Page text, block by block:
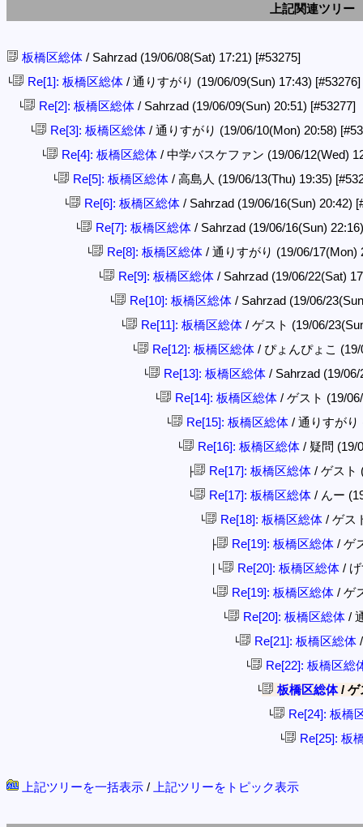
上記関連ツリー
板橋区総体 / Sahrzad (19/06/08(Sat) 17:21) [#53275]
└ Re[1]: 板橋区総体 / 通りすがり (19/06/09(Sun) 17:43) [#53276]
└ Re[2]: 板橋区総体 / Sahrzad (19/06/09(Sun) 20:51) [#53277]
└ Re[3]: 板橋区総体 / 通りすがり (19/06/10(Mon) 20:58)
└ Re[4]: 板橋区総体 / 中学バスケファン (19/06/12(Wed)
└ Re[5]: 板橋区総体 / 高島人 (19/06/13(Thu) 19:35)
└ Re[6]: 板橋区総体 / Sahrzad (19/06/16(Sun) 20:42)
└ Re[7]: 板橋区総体 / Sahrzad (19/06/16(Sun)
└ Re[8]: 板橋区総体 / 通りすがり (19/06/17(Mon)
└ Re[9]: 板橋区総体 / Sahrzad (19/06/22(Sat)
└ Re[10]: 板橋区総体 / Sahrzad (19/06/
└ Re[11]: 板橋区総体 / ゲスト (19/06/
└ Re[12]: 板橋区総体 / ぴょんぴょこ
└ Re[13]: 板橋区総体 / Sahrzad (19/
└ Re[14]: 板橋区総体 / ゲスト (19/
└ Re[15]: 板橋区総体 / 通りすがり
└ Re[16]: 板橋区総体 / 疑問 (19/
├ Re[17]: 板橋区総体 / ゲスト
└ Re[17]: 板橋区総体 / んー
└ Re[18]: 板橋区総体 / ゲス
├ Re[19]: 板橋区総体 / ゲ
│└ Re[20]: 板橋区総体 /
└ Re[19]: 板橋区総体 / ゲ
└ Re[20]: 板橋区総体 /
└ Re[21]: 板橋区総体
└ Re[22]: 板橋区総
└ 板橋区総体/ ゲ
└ Re[24]: 板橋
└ Re[25]: 板
上記ツリーを一括表示 / 上記ツリーをトピック表示